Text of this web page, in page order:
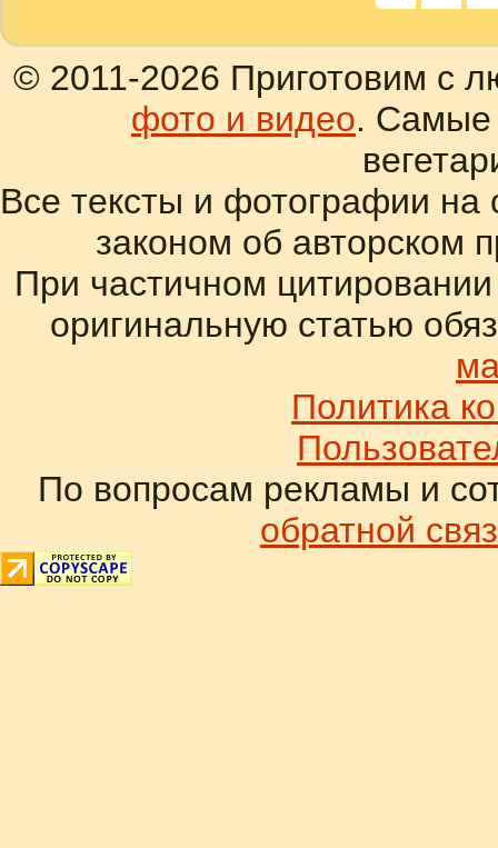
© 2011-2026 Приготовим с
фото и видео. Самые
Все тексты и фотографии
законом об авторском
При частичном
оригинальную статью
Политика
По вопросам рекламы и
обратной